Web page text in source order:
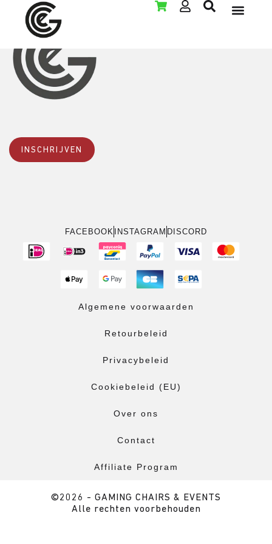
INSCHRIJVEN
FACEBOOK INSTAGRAM DISCORD
Algemene voorwaarden
Retourbeleid
Privacybeleid
Cookiebeleid (EU)
Over ons
Contact
Affiliate Program
©2026 - GAMING CHAIRS & EVENTS
Alle rechten voorbehouden